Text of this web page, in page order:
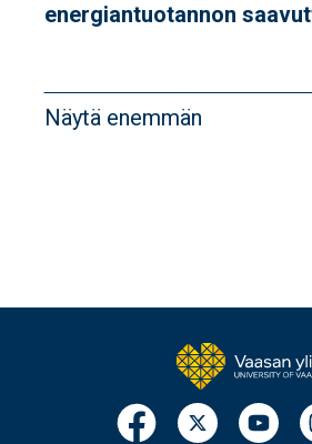
energiantuotannon
Sivutus
Näytä enemmän